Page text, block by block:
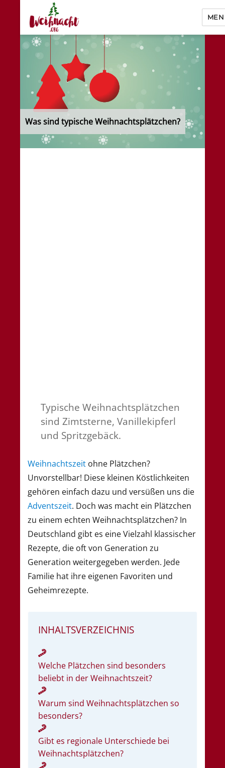
Weihnacht.org
Was sind typische Weihnachtsplätzchen?
Typische Weihnachtsplätzchen
sind Zimtsterne, Vanillekipferl
und Spritzgebäck.
Weihnachtszeit ohne Plätzchen?
Unvorstellbar! Diese kleinen Köstlichkeiten
gehören einfach dazu und versüßen uns die
Adventszeit. Doch was macht ein Plätzchen
zu einem echten Weihnachtsplätzchen? In
Deutschland gibt es eine Vielzahl klassischer
Rezepte, die oft von Generation zu
Generation weitergegeben werden. Jede
Familie hat ihre eigenen Favoriten und
Geheimrezepte.
INHALTSVERZEICHNIS
Welche Plätzchen sind besonders
beliebt in der Weihnachtszeit?
Warum sind Weihnachtsplätzchen so
besonders?
Gibt es regionale Unterschiede bei
Weihnachtsplätzchen?